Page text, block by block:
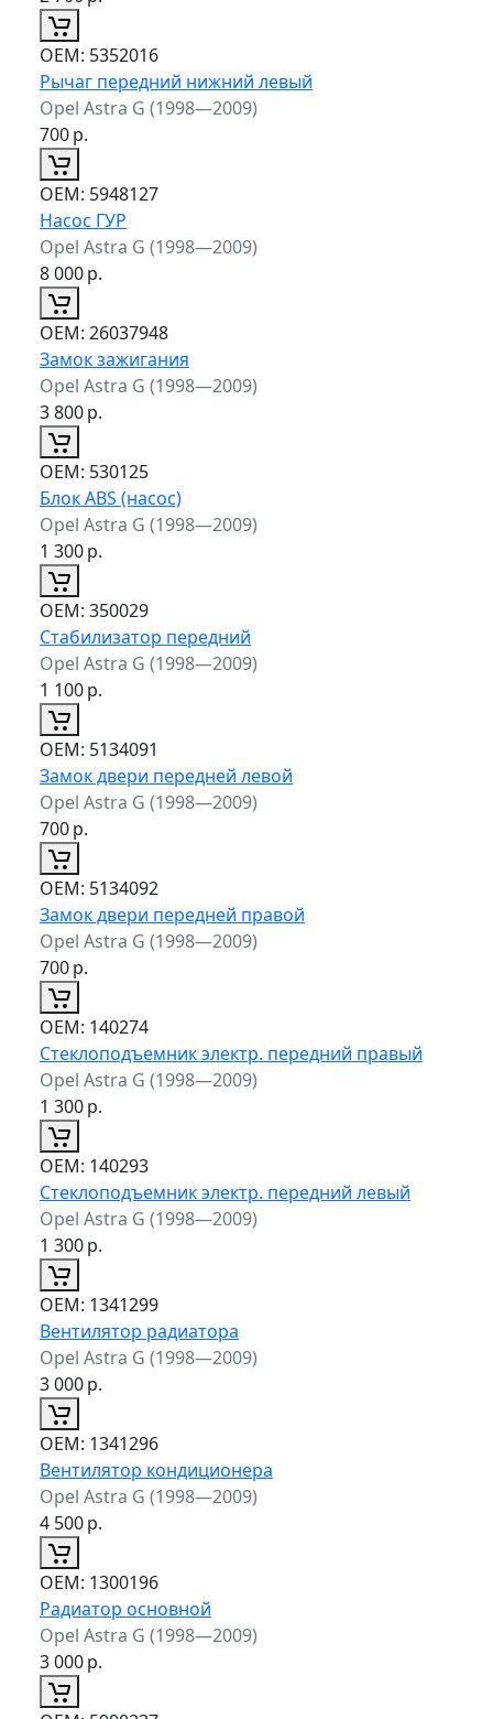
ОЕМ: 5352016
Рычаг передний нижний левый
Opel Astra G (1998—2009)
700р.
ОЕМ: 5948127
Насос ГУР
Opel Astra G (1998—2009)
8 000р.
ОЕМ: 26037948
Замок зажигания
Opel Astra G (1998—2009)
3 800р.
ОЕМ: 530125
Блок ABS (насос)
Opel Astra G (1998—2009)
1 300р.
ОЕМ: 350029
Стабилизатор передний
Opel Astra G (1998—2009)
1 100р.
ОЕМ: 5134091
Замок двери передней левой
Opel Astra G (1998—2009)
700р.
ОЕМ: 5134092
Замок двери передней правой
Opel Astra G (1998—2009)
700р.
ОЕМ: 140274
Стеклоподъемник электр. передний правый
Opel Astra G (1998—2009)
1 300р.
ОЕМ: 140293
Стеклоподъемник электр. передний левый
Opel Astra G (1998—2009)
1 300р.
ОЕМ: 1341299
Вентилятор радиатора
Opel Astra G (1998—2009)
3 000р.
ОЕМ: 1341296
Вентилятор кондиционера
Opel Astra G (1998—2009)
4 500р.
ОЕМ: 1300196
Радиатор основной
Opel Astra G (1998—2009)
3 000р.